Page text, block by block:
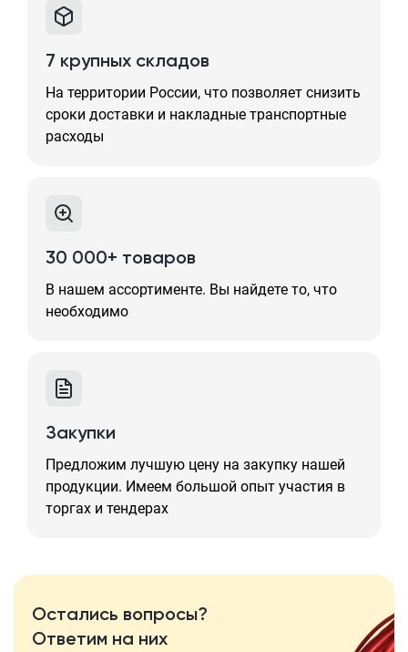
7 крупных складов
На территории России, что позволяет снизить
сроки доставки и накладные транспортные
расходы
30 000+ товаров
В нашем ассортименте. Вы найдете то, что
необходимо
Закупки
Предложим лучшую цену на закупку нашей
продукции. Имеем большой опыт участия в
торгах и тендерах
Остались вопросы?
Ответим на них